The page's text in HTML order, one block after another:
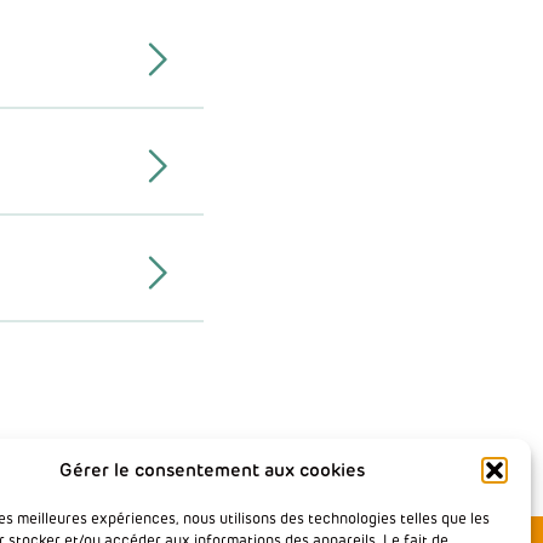
Gérer le consentement aux cookies
meilleures expériences, nous utilisons des technologies telles que les